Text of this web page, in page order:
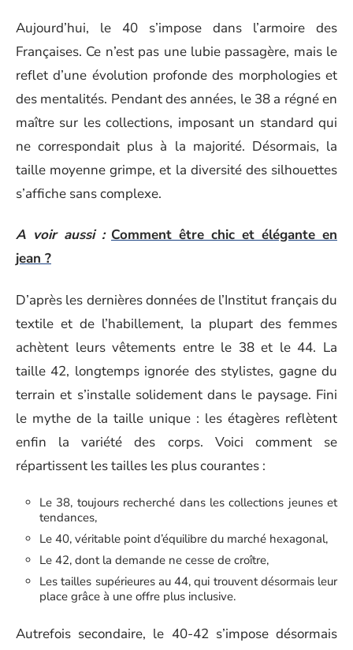
Aujourd’hui, le 40 s’impose dans l’armoire des
Françaises. Ce n’est pas une lubie passagère, mais le
reflet d’une évolution profonde des morphologies et
des mentalités. Pendant des années, le 38 a régné en
maître sur les collections, imposant un standard qui
ne correspondait plus à la majorité. Désormais, la
taille moyenne grimpe, et la diversité des silhouettes
s’affiche sans complexe.
A voir aussi : Comment être chic et élégante en
jean ?
D’après les dernières données de l’Institut français du
textile et de l’habillement, la plupart des femmes
achètent leurs vêtements entre le 38 et le 44. La
taille 42, longtemps ignorée des stylistes, gagne du
terrain et s’installe solidement dans le paysage. Fini
le mythe de la taille unique : les étagères reflètent
enfin la variété des corps. Voici comment se
répartissent les tailles les plus courantes :
Le 38, toujours recherché dans les collections jeunes et
tendances,
Le 40, véritable point d’équilibre du marché hexagonal,
Le 42, dont la demande ne cesse de croître,
Les tailles supérieures au 44, qui trouvent désormais leur
place grâce à une offre plus inclusive.
Autrefois secondaire, le 40-42 s’impose désormais